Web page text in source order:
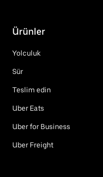
Ürünler
Yolculuk
Sür
Teslim edin
Uber Eats
Uber for Business
Uber Freight